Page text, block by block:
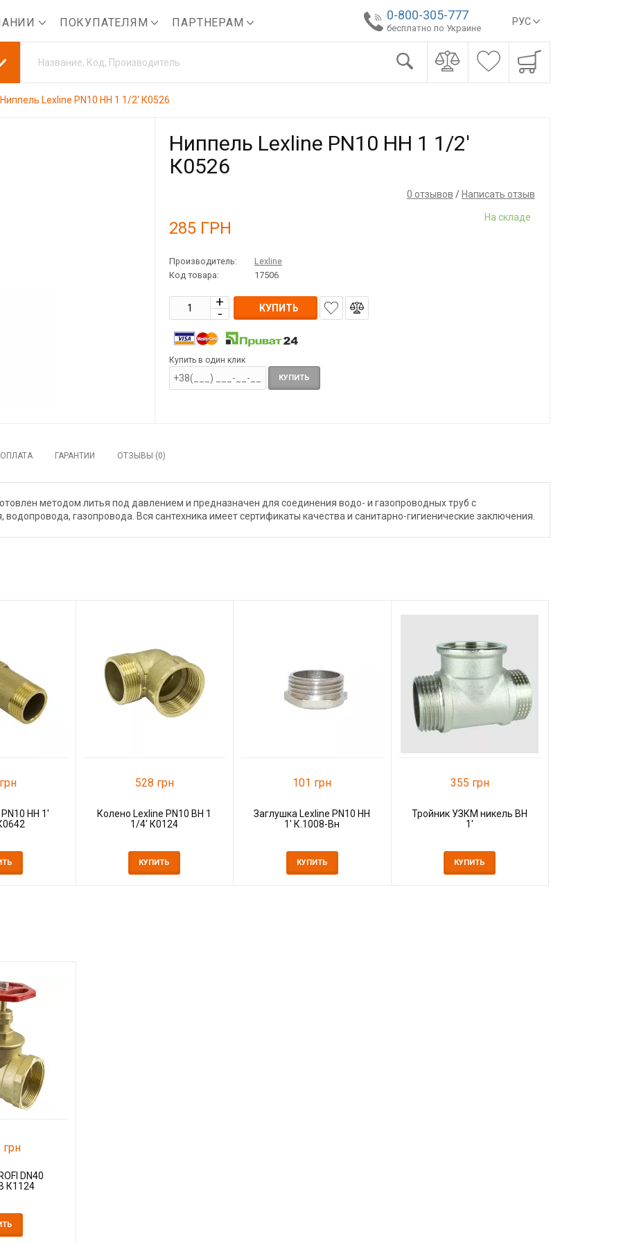
ПОКУПАТЕЛЯМ ПАРТНЕРАМ РУС
0-800-305-777
бесплатно по Украине
Ниппель Lexline PN10 НН 1 1/2' К0526
Ниппель Lexline PN10 НН 1 1/2'
К0526
0 отзывов / Написать отзыв
285 ГРН
На складе
Производитель:
Lexline
Код товара:
17506
КУПИТЬ
Купить в один клик
КУПИТЬ
ОПЛАТА ГАРАНТИИ ОТЗЫВЫ (0)
методом литья под давлением и предназначен для соединения водо- и газопроводных труб с
газопровода. Вся сантехника имеет сертификаты качества и санитарно-гигиенические заключения.
НН 1'
528 грн
Колено Lexline PN10 ВН 1
1/4' К0124
КУПИТЬ
101 грн
Заглушка Lexline PN10 НН
1' К.1008-Вн
КУПИТЬ
355 грн
Тройник УЗКМ никель ВН
1'
КУПИТЬ
грн
DN40
К1124